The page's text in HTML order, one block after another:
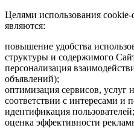
Целями использования
являются:
повышение удобства
структуры и содержимого
персонализация
объявлений);
оптимизация сервисов, услуг
соответствии с интересами и
идентификация пользователей;
оценка эффективности